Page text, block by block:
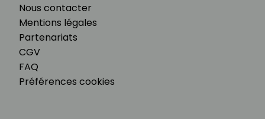
Nous contacter
Mentions légales
Partenariats
CGV
FAQ
Préférences cookies